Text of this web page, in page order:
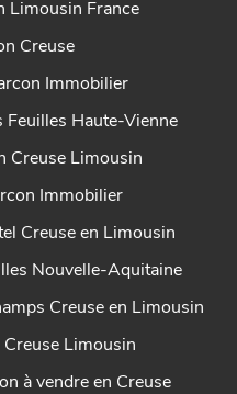
Limousin France
Creuse
Immobilier
Feuilles Haute-Vienne
Creuse Limousin
Immobilier
Creuse en Limousin
Nouvelle-Aquitaine
Creuse en Limousin
Limousin
à vendre en Creuse